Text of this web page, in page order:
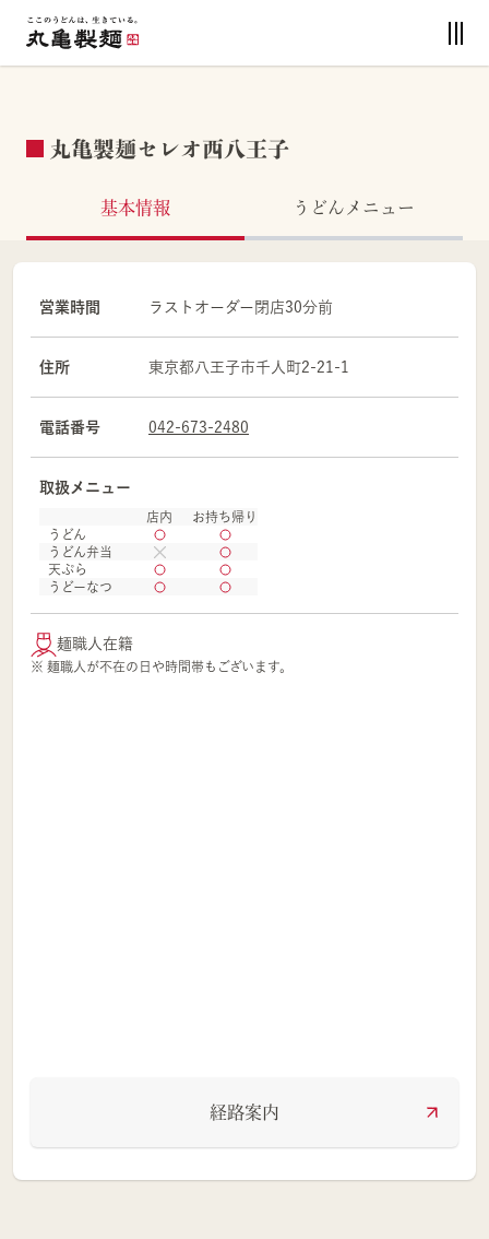
丸亀製麺セレオ西八王子
基本情報 うどんメニュー
営業時間 ラストオーダー閉店30分前
住所 東京都 八王子市千人町2-21-1
電話番号 042-673-2480
取扱メニュー
店内
お持ち帰り
うどん
うどん弁当
天ぷら
うどーなつ
麺職人在籍
※ 麺職人が不在の日や時間帯もございます。
経路案内